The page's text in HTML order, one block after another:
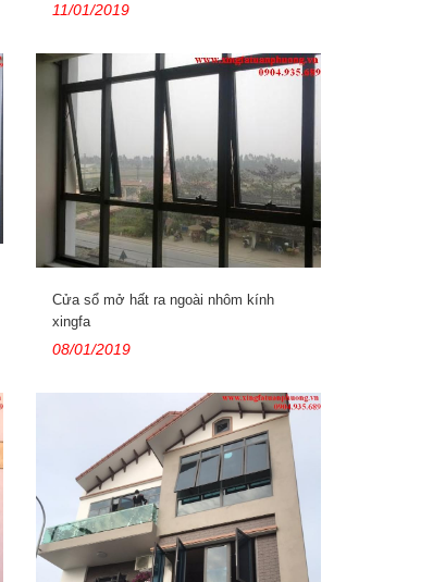
11/01/2019
Cửa sổ mở hất ra ngoài nhôm kính
xingfa
08/01/2019